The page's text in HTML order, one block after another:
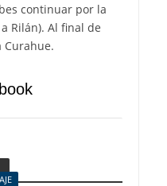
continuar por la
Rilán). Al final de
Curahue.